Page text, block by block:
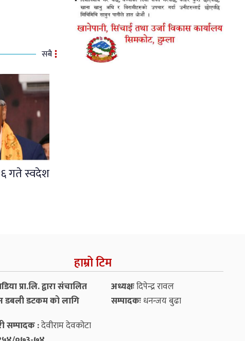
सबै
गते स्वदेश
हाम्रो टिम
प्रा.लि. द्वारा संचालित
डबली डटकम को लागि
अध्यक्षःदिपेन्द्र रावल
सम्पादकःधनन्‍जय बुढा
सम्पादक :देवीराम देवकोटा